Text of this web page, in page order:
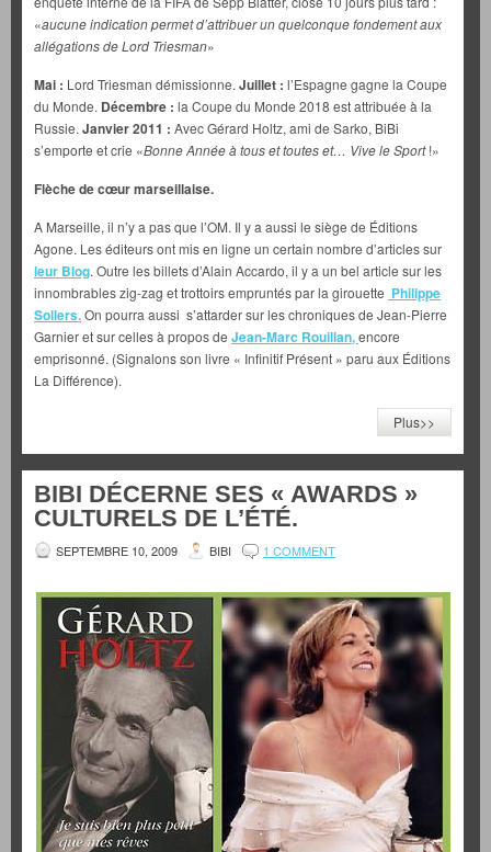
«aucune indication permet d’attribuer un quelconque fondement aux
allégations de Lord Triesman»
Mai : Lord Triesman démissionne. Juillet : l’Espagne gagne la Coupe
du Monde. Décembre : la Coupe du Monde 2018 est attribuée à la
Russie. Janvier 2011 : Avec Gérard Holtz, ami de Sarko, BiBi
s’emporte et crie «Bonne Année à tous et toutes et… Vive le Sport!»
Flèche de cœur marseillaise.
A Marseille, il n’y a pas que l’OM. Il y a aussi le siège de Éditions
Agone. Les éditeurs ont mis en ligne un certain nombre d’articles sur
leur Blog. Outre les billets d’Alain Accardo, il y a un bel article sur les
innombrables zig-zag et trottoirs empruntés par la girouette Philippe
Sollers.On pourra aussi s’attarder sur les chroniques de Jean-Pierre
Garnier et sur celles à propos de Jean-Marc Rouillan,encore
emprisonné. (Signalons son livre « Infinitif Présent » paru aux Éditions
La Différence).
Plus>>
BIBI DÉCERNE SES « AWARDS »
CULTURELS DE L’ÉTÉ.
SEPTEMBRE 10, 2009 BIBI 1 COMMENT